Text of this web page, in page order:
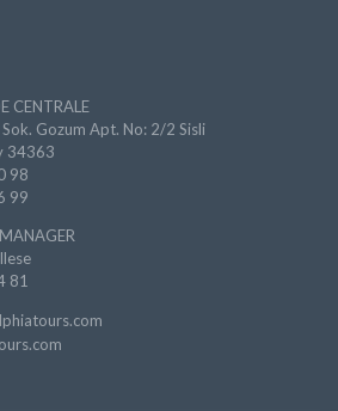
CENTRALE
Sok. Gozum Apt. No: 2/2 Sisli
34363
98
99
81